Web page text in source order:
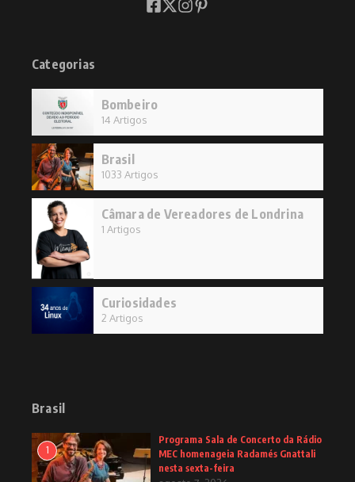
Categorias
Bombeiro
14 Artigos
Brasil
1033 Artigos
Câmara de Vereadores de Londrina
1 Artigos
Curiosidades
2 Artigos
Brasil
1
Programa Sala de Concerto da Rádio
MEC homenageia Radamés Gnattali
nesta sexta-feira